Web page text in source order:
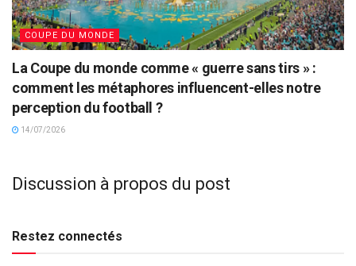
COUPE DU MONDE
La Coupe du monde comme « guerre sans tirs » :
comment les métaphores influencent-elles notre
perception du football ?
14/07/2026
Discussion à propos du post
Restez connectés